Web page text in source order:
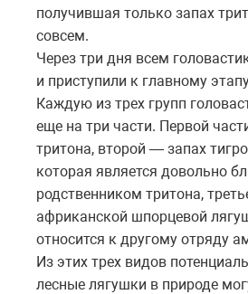
получившая только запах
совсем.
Через три дня всем
и приступили к главному
Каждую из трех групп
еще на три части. Первой
тритона, второй — запах
которая является довольно
родственником тритона,
африканской шпорцевой
относится к другому отряду
Из этих трех видов
лесные лягушки в природе